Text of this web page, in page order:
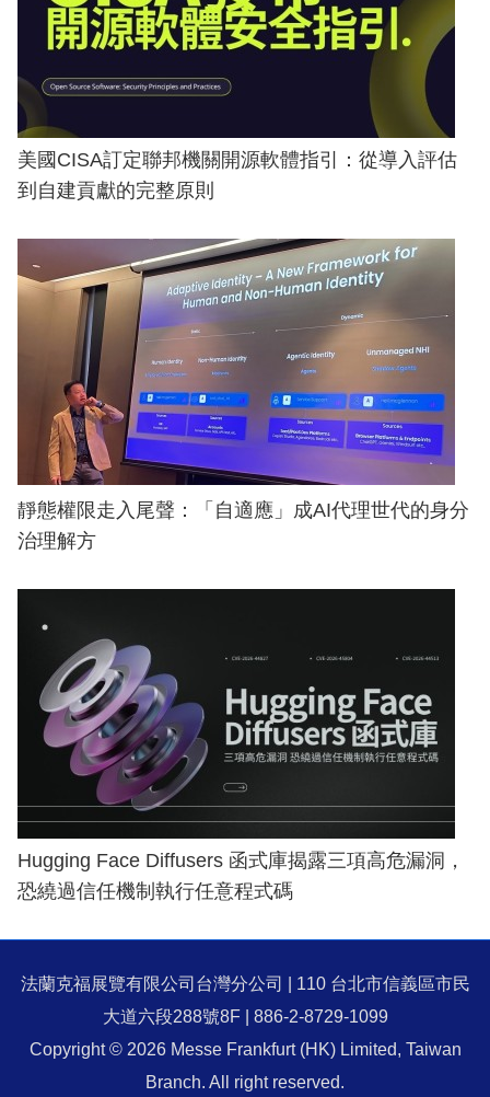
美國CISA訂定聯邦機關開源軟體指引：從導入評估
到自建貢獻的完整原則
靜態權限走入尾聲：「自適應」成AI代理世代的身分
治理解方
Hugging Face Diffusers 函式庫揭露三項高危漏洞，
恐繞過信任機制執行任意程式碼
法蘭克福展覽有限公司台灣分公司 | 110 台北市信義區市民
大道六段288號8F | 886-2-8729-1099
Copyright © 2026 Messe Frankfurt (HK) Limited, Taiwan
Branch. All right reserved.